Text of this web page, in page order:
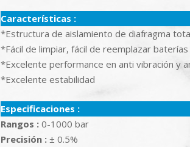
Características :
*Estructura de aislamiento de diafragma
*Fácil de limpiar, fácil de reemplazar baterías
*Excelente performance en anti vibración y
*Excelente estabilidad
Especificaciones :
Rangos : 0-1000 bar
Precisión : ± 0.5%